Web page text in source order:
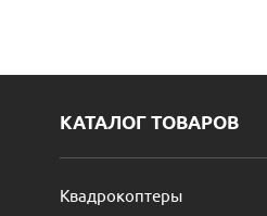
КАТАЛОГ ТОВАРОВ
Квадрокоптеры